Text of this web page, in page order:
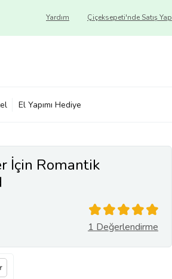
Çiçeksepeti'nde Satış Yap
Yardım
El Yapımı Hediye
İçin Romantik
1 Değerlendirme